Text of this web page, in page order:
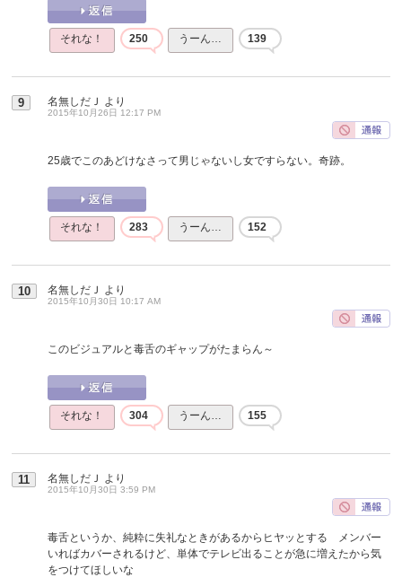
それな！ 250 うーん… 139
9 名無しだＪ より
2015年10月26日 12:17 PM
25歳でこのあどけなさって男じゃないし女ですらない。奇跡。
それな！ 283 うーん… 152
10 名無しだＪ より
2015年10月30日 10:17 AM
このビジュアルと毒舌のギャップがたまらん～
それな！ 304 うーん… 155
11 名無しだＪ より
2015年10月30日 3:59 PM
毒舌というか、純粋に失礼なときがあるからヒヤッとする メンバー
いればカバーされるけど、単体でテレビ出ることが急に増えたから気
をつけてほしいな